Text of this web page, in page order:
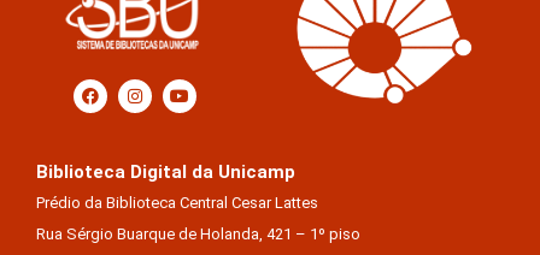
Biblioteca Digital da Unicamp
Prédio da Biblioteca Central Cesar Lattes
Rua Sérgio Buarque de Holanda, 421 – 1º piso